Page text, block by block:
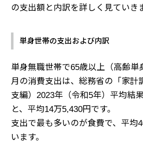
の支出額と内訳を詳しく見ていき
単身世帯の支出および内訳
単身無職世帯で65歳以上（高齢単
月の消費支出は、総務省の「家計
支編）2023年（令和5年）平均結
と、平均14万5,430円です。
支出で最も多いのが食費で、平均
います。